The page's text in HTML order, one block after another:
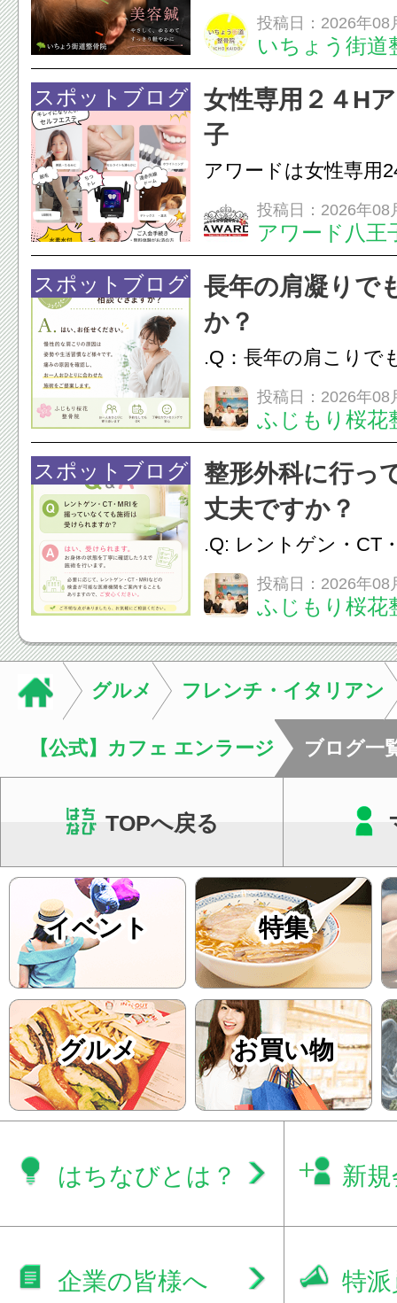
ありませんか？無意
は、顎の痛みや疲れ
フェイスラインの張
のこわばり・頭痛や
ながることがありま
投稿日：2026年08
いちょう街道
スポットブログ
女性専用２４H
子
アワードは女性専用
フエステを 思いっ
開催中
投稿日：2026年08
アワード八王
24時間ジム&
脱毛
スポットブログ
長年の肩凝りで
か？
.Q：長年の肩こりで
か？A：はい、お任
性的な肩こりの原因
慣など様々です。痛
し、お一人おひとり
をご提案します。.#
投稿日：2026年08
ふじもり桜花
スポットブログ
整形外科に行っ
丈夫ですか？
.Q: レントゲン・CT
いなくても施術は受
A: はい、受けられま
態を丁寧に確認した
います。必要に応じ
ン・CT・MRIなどの
投稿日：2026年08
ふじもり桜花
グルメ フレンチ・イタリアン
【公式】カフェ エンラージ ブログ一
TOPへ戻る
イベント 特集
グルメ お買い物
はちなびとは？ 新
企業の皆様へ 特